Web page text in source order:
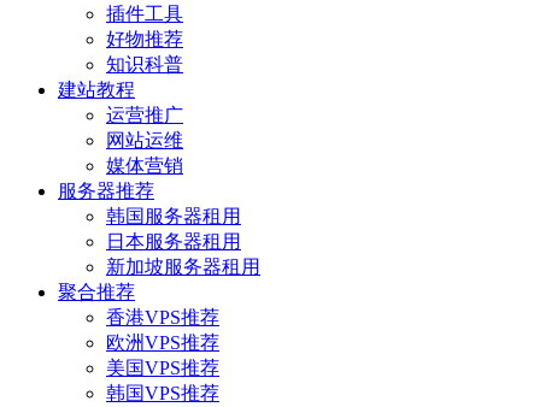
插件工具
好物推荐
知识科普
建站教程
运营推广
网站运维
媒体营销
服务器推荐
韩国服务器租用
日本服务器租用
新加坡服务器租用
聚合推荐
香港VPS推荐
欧洲VPS推荐
美国VPS推荐
韩国VPS推荐